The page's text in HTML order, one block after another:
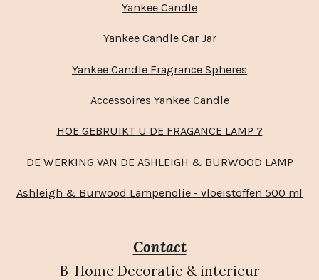
Yankee Candle
Yankee Candle Car Jar
Yankee Candle Fragrance Spheres
Accessoires Yankee Candle
HOE GEBRUIKT U DE FRAGANCE LAMP ?
DE WERKING VAN DE ASHLEIGH & BURWOOD LAMP
Ashleigh & Burwood Lampenolie - vloeistoffen 500 ml
Contact
B-Home Decoratie & interieur